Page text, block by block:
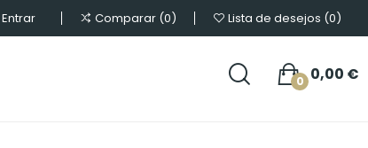
Entrar Comparar 0 Lista de desejos 0
0,00 €
0